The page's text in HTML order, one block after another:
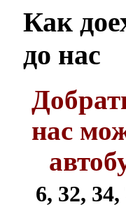
Как
до нас
нас
6, 32, 34,